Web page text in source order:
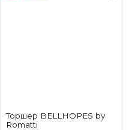
Торшер BELLHOPES by
Romatti